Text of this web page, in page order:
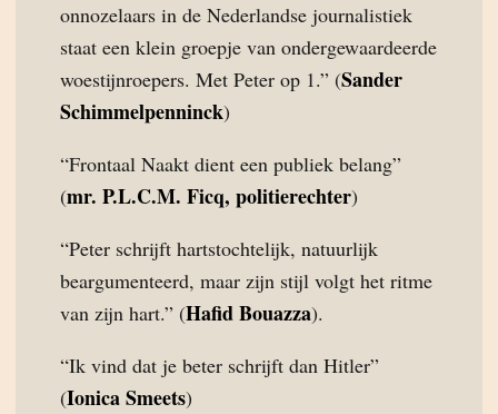
onnozelaars in de Nederlandse journalistiek
staat een klein groepje van ondergewaardeerde
woestijnroepers. Met Peter op 1.” (Sander
Schimmelpenninck)
“Frontaal Naakt dient een publiek belang”
(mr. P.L.C.M. Ficq, politierechter)
“Peter schrijft hartstochtelijk, natuurlijk
beargumenteerd, maar zijn stijl volgt het ritme
van zijn hart.” (Hafid Bouazza).
“Ik vind dat je beter schrijft dan Hitler”
(Ionica Smeets)